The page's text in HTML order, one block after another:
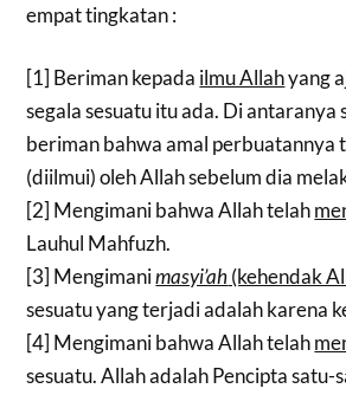
empat tingkatan :
[1] Beriman kepada ilmu Allahyang
segala sesuatu itu ada. Di antaranya
beriman bahwa amal perbuatannya
(diilmui) oleh Allah sebelum dia
[2] Mengimani bahwa Allah telah
Lauhul Mahfuzh.
[3] Mengimanimasyi’ah(kehendak
sesuatu yang terjadi adalah karena
[4] Mengimani bahwa Allah telah
sesuatu. Allah adalah Pencipta satu-